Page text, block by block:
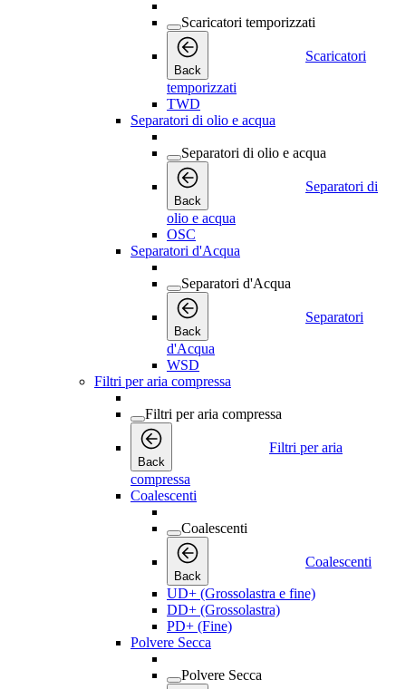
Scaricatori temporizzati
Back
Scaricatori
temporizzati
TWD
Separatori di olio e acqua
Separatori di olio e acqua
Back
Separatori di
olio e acqua
OSC
Separatori d'Acqua
Separatori d'Acqua
Back
Separatori
d'Acqua
WSD
Filtri per aria compressa
Filtri per aria compressa
Back
Filtri per aria
compressa
Coalescenti
Coalescenti
Back
Coalescenti
UD+ (Grossolastra e fine)
DD+ (Grossolastra)
PD+ (Fine)
Polvere Secca
Polvere Secca